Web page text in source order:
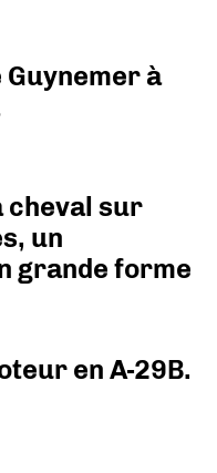
Guynemer à
cheval sur
un
grande forme
en A-29B.